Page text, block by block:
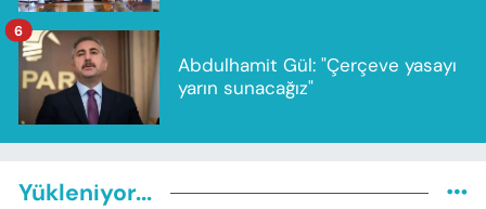
Abdulhamit Gül: "Çerçeve yasayı
yarın sunacağız"
6
Yükleniyor...